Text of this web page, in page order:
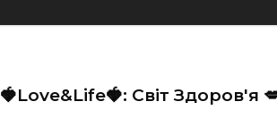
🍓Love&Life🍓: Світ Здоров'я